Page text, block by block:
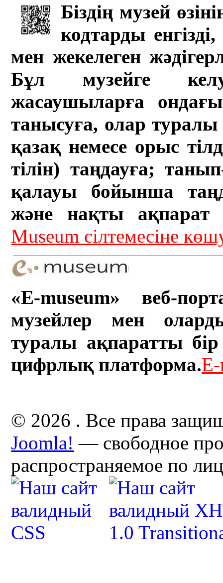
Біздің музей
кодтарды
мен жекелеген
Бұл музейге
жасаушыларға
танысуға, олар туралы
қазақ немесе орыс
тілін) таңдауға;
қалауы бойынша
және нақты ақпарат
Museum сілтемесіне
«E-museum» веб-
музейлер мен
туралы ақпаратты бір
цифрлық платформа.
© 2026 . Все права
Joomla! — свободное
распространяемое по